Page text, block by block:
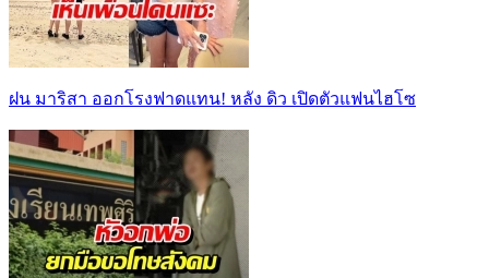
ฝน มาริสา ออกโรงฟาดแทน! หลัง ดิว เปิดตัวแฟนไฮโซ